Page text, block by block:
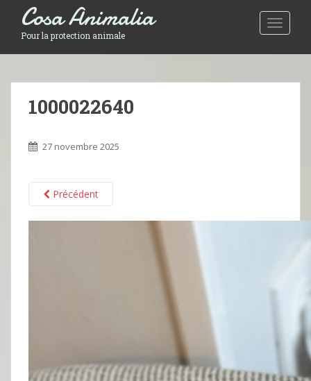
Toggle
Cosa Animalia
Pour la protection animale
1000022640
27 novembre 2025
Précédent